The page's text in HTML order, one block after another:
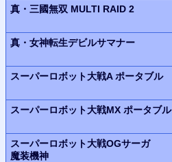
真・三國無双 MULTI RAID 2
真・女神転生デビルサマナー
スーパーロボット大戦A ポータブル
スーパーロボット大戦MX ポータブル
スーパーロボット大戦OGサーガ
魔装機神